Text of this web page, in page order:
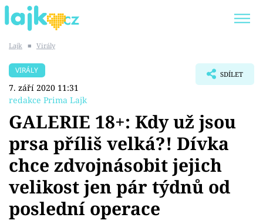
SHOPAHOLICADEL
Témata
Showbyznys
Youtubeři
Lajk ■ Virály
VIRÁLY
7. září 2020 11:31
redakce Prima Lajk
SDÍLET
GALERIE 18+: Kdy už jsou
prsa příliš velká?! Dívka
chce zdvojnásobit jejich
velikost jen pár týdnů od
poslední operace